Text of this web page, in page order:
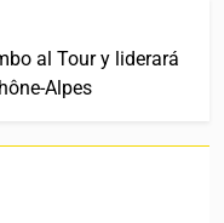
al Tour y liderará
Alpes